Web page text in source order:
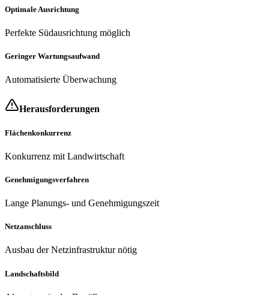
Optimale Ausrichtung
Perfekte Südausrichtung möglich
Geringer Wartungsaufwand
Automatisierte Überwachung
Herausforderungen
Flächenkonkurrenz
Konkurrenz mit Landwirtschaft
Genehmigungsverfahren
Lange Planungs- und Genehmigungszeit
Netzanschluss
Ausbau der Netzinfrastruktur nötig
Landschaftsbild